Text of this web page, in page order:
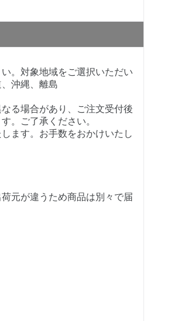
。対象地域をご選択いただい
沖縄、離島
る場合があり、ご注文受付後
。ご了承ください。
ます。お手数をおかけいたし
元が違うため商品は別々で届